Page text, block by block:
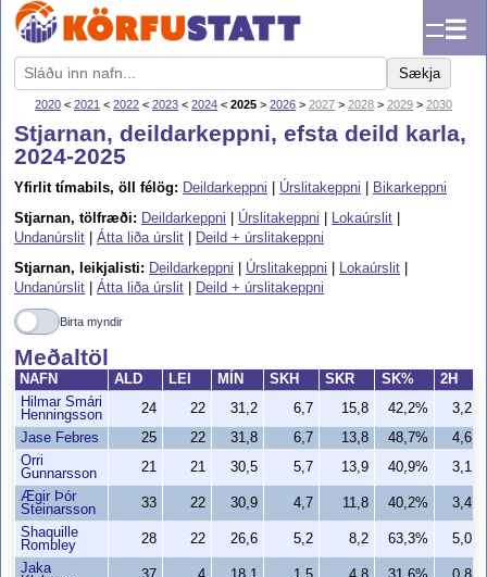
☰
Sækja
2020 < 2021 < 2022 < 2023 < 2024 < 2025 > 2026 > 2027 > 2028 > 2029 > 2030
Stjarnan, deildarkeppni, efsta deild karla,
2024-2025
Yfirlit tímabils, öll félög: Deildarkeppni Úrslitakeppni
Bikarkeppni
Stjarnan, tölfræði: Deildarkeppni Úrslitakeppni Lokaúrslit
Undanúrslit
Átta liða úrslit
Deild + úrslitakeppni
Stjarnan, leikjalisti: Deildarkeppni Úrslitakeppni Lokaúrslit
Undanúrslit
Átta liða úrslit Deild + úrslitakeppni
Birta myndir
Meðaltöl
NAFN ALD LEI MÍN SKH SKR SK% 2H
Hilmar Smári
Henningsson
24 22 31,2 6,7 15,8 42,2%
3,2
Jase Febres
25 22 31,8 6,7 13,8 48,7%
4,6
Orri
Gunnarsson
21 21 30,5 5,7 13,9 40,9%
3,1
Ægir Þór
Steinarsson
33 22 30,9 4,7 11,8 40,2%
3,4
Shaquille
Rombley
28 22 26,6 5,2 8,2 63,3%
5,0
Jaka